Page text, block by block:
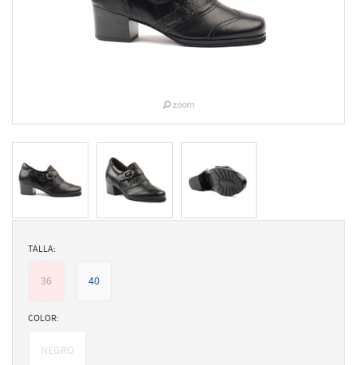
TALLA:
36 40
COLOR:
NEGRO